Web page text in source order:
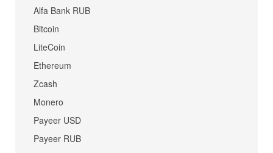
Alfa Bank RUB
Bitcoin
LiteCoin
Ethereum
Zcash
Monero
Payeer USD
Payeer RUB